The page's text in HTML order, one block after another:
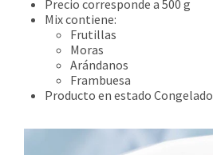
Precio corresponde a 500 g
Mix contiene:
Frutillas
Moras
Arándanos
Frambuesa
Producto en estado Congelado